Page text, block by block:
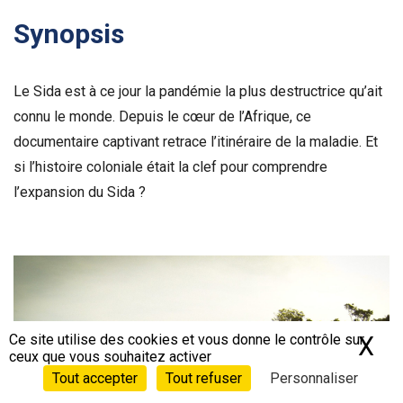
Synopsis
Le Sida est à ce jour la pandémie la plus destructrice qu’ait
connu le monde. Depuis le cœur de l’Afrique, ce
documentaire captivant retrace l’itinéraire de la maladie. Et
si l’histoire coloniale était la clef pour comprendre
l’expansion du Sida ?
Ce site utilise des cookies et vous donne le contrôle sur
ceux que vous souhaitez activer
Tout accepter
Tout refuser Personnaliser
X